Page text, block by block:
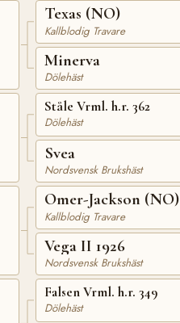
Texas (NO)
Kallblodig Travare
Minerva
Dölehäst
Ståle Vrml. h.r. 362
Dölehäst
Svea
Nordsvensk Brukshäst
Omer-Jackson (NO)
Kallblodig Travare
Vega II 1926
Nordsvensk Brukshäst
Falsen Vrml. h.r. 349
Dölehäst